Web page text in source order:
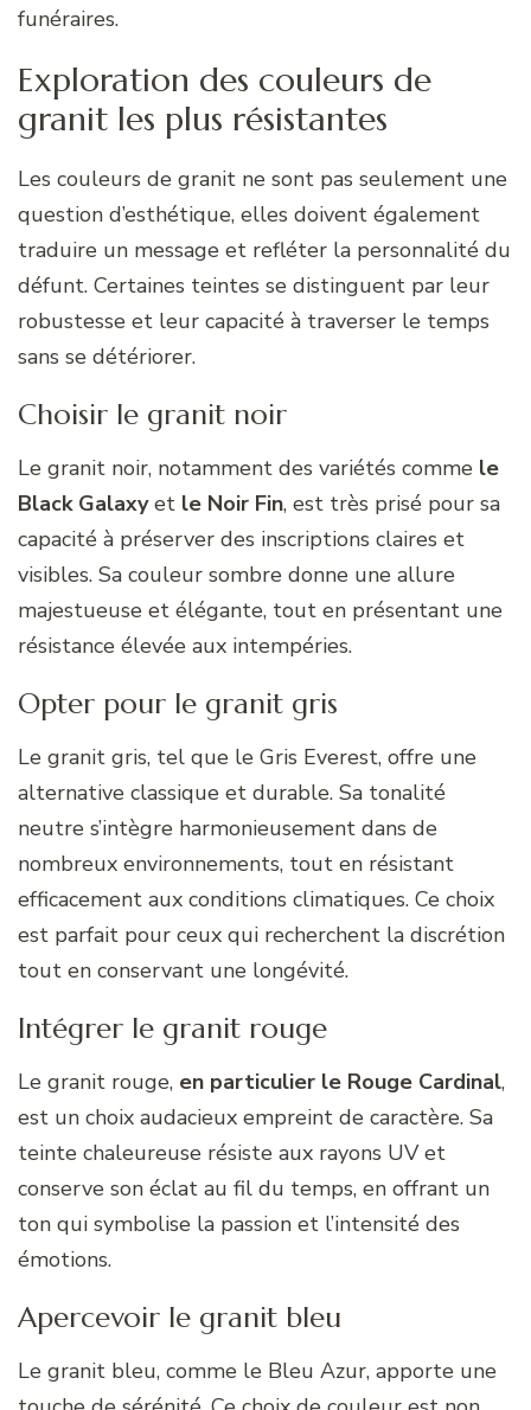
funéraires.
Exploration des couleurs de
granit les plus résistantes
Les couleurs de granit ne sont pas seulement une
question d’esthétique, elles doivent également
traduire un message et refléter la personnalité du
défunt. Certaines teintes se distinguent par leur
robustesse et leur capacité à traverser le temps
sans se détériorer.
Choisir le granit noir
Le granit noir, notamment des variétés comme le
Black Galaxyet le Noir Fin, est très prisé pour sa
capacité à préserver des inscriptions claires et
visibles. Sa couleur sombre donne une allure
majestueuse et élégante, tout en présentant une
résistance élevée aux intempéries.
Opter pour le granit gris
Le granit gris, tel que le Gris Everest, offre une
alternative classique et durable. Sa tonalité
neutre s’intègre harmonieusement dans de
nombreux environnements, tout en résistant
efficacement aux conditions climatiques. Ce choix
est parfait pour ceux qui recherchent la discrétion
tout en conservant une longévité.
Intégrer le granit rouge
Le granit rouge, en particulier le Rouge Cardinal,
est un choix audacieux empreint de caractère. Sa
teinte chaleureuse résiste aux rayons UV et
conserve son éclat au fil du temps, en offrant un
ton qui symbolise la passion et l’intensité des
émotions.
Apercevoir le granit bleu
Le granit bleu, comme le Bleu Azur, apporte une